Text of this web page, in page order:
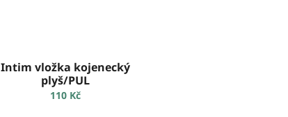
Intim vložka kojenecký
plyš/PUL
110 Kč